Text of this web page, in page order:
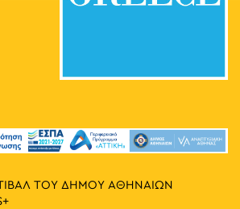
ΤΟΥ ΔΗΜΟΥ ΑΘΗΝΑΙΩΝ